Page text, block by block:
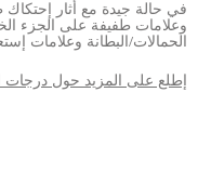
في حالة جيدة مع أثار
وعلامات طفيفة على الجزء
الحمالات/البطانة وعلامات
إطلع على المزيد حول درجات